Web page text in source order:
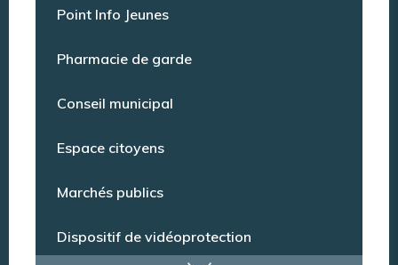
Offres d’emploi
Point Info Jeunes
Pharmacie de garde
Conseil municipal
Espace citoyens
Marchés publics